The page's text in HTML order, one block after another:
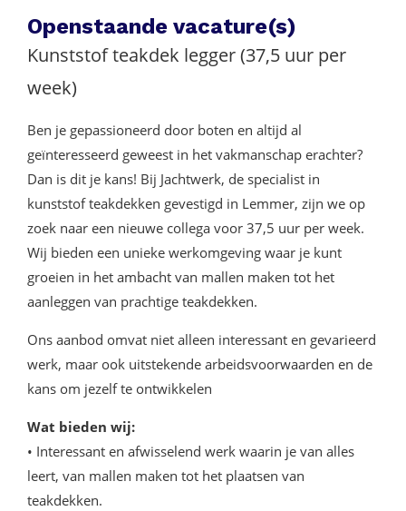
Openstaande vacature(s)
Kunststof teakdek legger (37,5 uur per
week)
Ben je gepassioneerd door boten en altijd al
geïnteresseerd geweest in het vakmanschap erachter?
Dan is dit je kans! Bij Jachtwerk, de specialist in
kunststof teakdekken gevestigd in Lemmer, zijn we op
zoek naar een nieuwe collega voor 37,5 uur per week.
Wij bieden een unieke werkomgeving waar je kunt
groeien in het ambacht van mallen maken tot het
aanleggen van prachtige teakdekken.
Ons aanbod omvat niet alleen interessant en gevarieerd
werk, maar ook uitstekende arbeidsvoorwaarden en de
kans om jezelf te ontwikkelen
Wat bieden wij:
• Interessant en afwisselend werk waarin je van alles
leert, van mallen maken tot het plaatsen van
teakdekken.